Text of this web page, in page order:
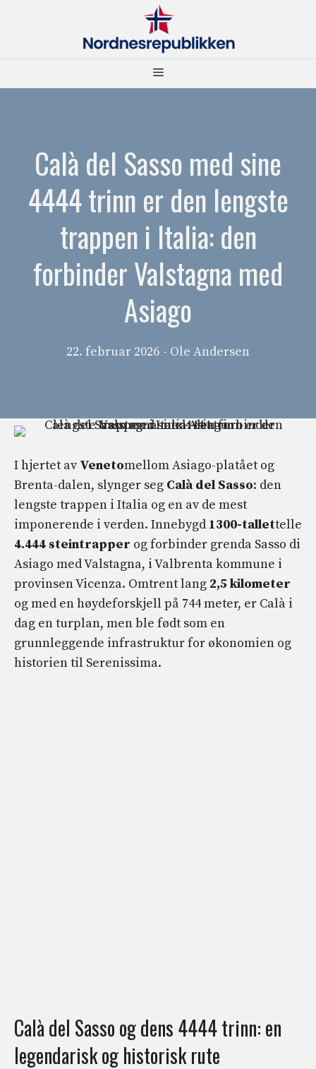
Meny
Calà del Sasso med sine
4444 trinn er den lengste
trappen i Italia: den
forbinder Valstagna med
Asiago
22. februar 2026 - Ole Andersen
I hjertet av Venetomellom Asiago-platået og
Brenta-dalen, slynger seg Calà del Sasso: den
lengste trappen i Italia og en av de mest
imponerende i verden. Innebygd 1300-tallettelle
4.444 steintrapper og forbinder grenda Sasso di
Asiago med Valstagna, i Valbrenta kommune i
provinsen Vicenza. Omtrent lang 2,5 kilometer
og med en høydeforskjell på 744 meter, er Calà i
dag en turplan, men ble født som en
grunnleggende infrastruktur for økonomien og
historien til Serenissima.
Calà del Sasso og dens 4444 trinn: en
legendarisk og historisk rute